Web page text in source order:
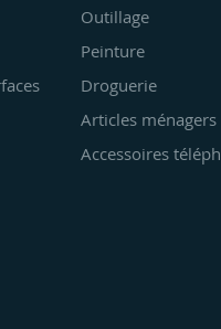
Outillage
Peinture
Droguerie
Articles ménagers
Accessoires